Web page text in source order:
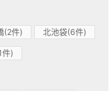
(2件) 北池袋(6件)
件)